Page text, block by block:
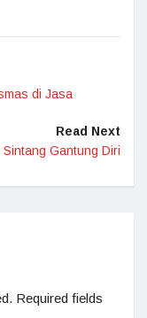
di Jasa
Read Next
Gantung Diri
Required fields